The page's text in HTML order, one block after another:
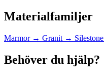
Materialfamiljer
Marmor → Granit → Silestone
Behöver du hjälp?